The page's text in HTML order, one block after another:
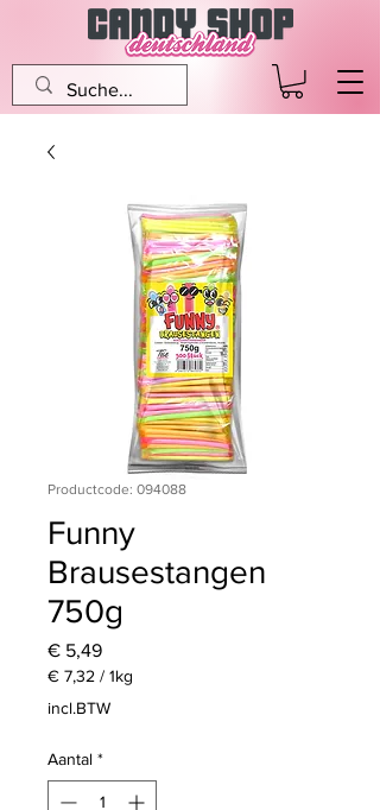
Productcode: 094088
Funny
Brausestangen
750g
€ 5,49Prijs
€ 7,32 / 1kg
€ 7,32
per
Kilogram
incl.BTW
Aantal *